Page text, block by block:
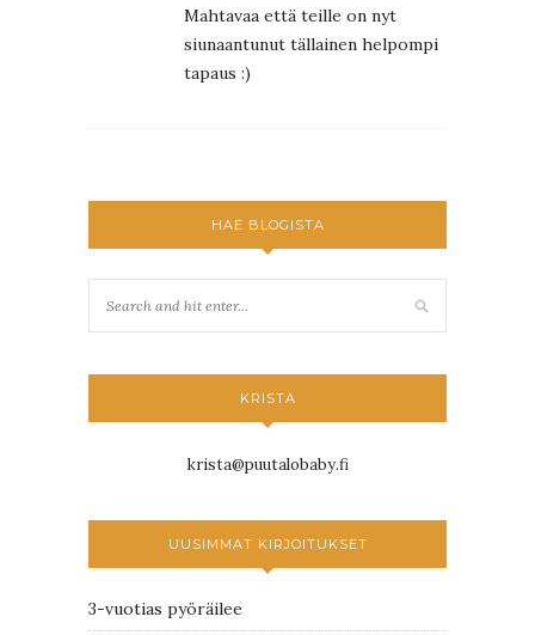
Mahtavaa että teille on nyt
siunaantunut tällainen helpompi
tapaus :)
HAE BLOGISTA
KRISTA
krista@puutalobaby.fi
UUSIMMAT KIRJOITUKSET
3-vuotias pyöräilee